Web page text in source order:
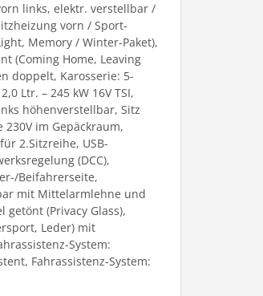
links, elektr. verstellbar /
vorn / Sport-
Memory / Winter-Paket),
(Coming Home, Leaving
doppelt, Karosserie: 5-
Ltr. – 245 kW 16V TSI,
höhenverstellbar, Sitz
im Gepäckraum,
2.Sitzreihe, USB-
(DCC),
Beifahrerseite,
mit Mittelarmlehne und
(Privacy Glass),
Leder) mit
System:
Fahrassistenz-System: